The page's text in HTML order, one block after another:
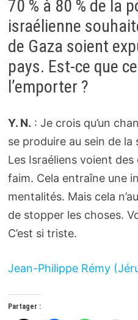
70 % à 80 % de la
israélienne
de Gaza soient
pays. Est-ce que
l’emporter ?
Y. N. : Je crois qu’un
se produire au sein de la
Les Israéliens voient
faim. Cela entraîne une
mentalités. Mais cela
de stopper les choses.
C’est si triste.
Jean-Philippe Rémy
Partager :